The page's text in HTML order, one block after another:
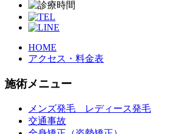
HOME
アクセス・料金表
施術メニュー
メンズ発毛 レディース発毛
交通事故